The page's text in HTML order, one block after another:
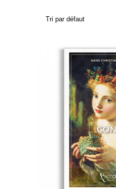
Tri par défaut